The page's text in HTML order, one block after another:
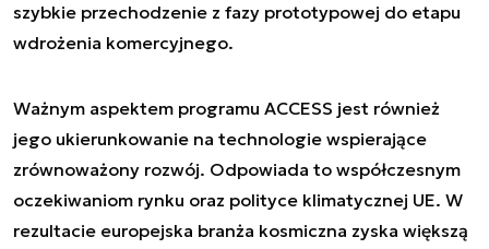
szybkie przechodzenie z fazy prototypowej do etapu
wdrożenia komercyjnego.
Ważnym aspektem programu ACCESS jest również
jego ukierunkowanie na technologie wspierające
zrównoważony rozwój. Odpowiada to współczesnym
oczekiwaniom rynku oraz polityce klimatycznej UE. W
rezultacie europejska branża kosmiczna zyska większą